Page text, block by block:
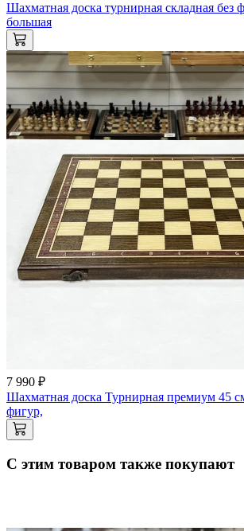
Шахматная доска турнирная складная без
большая
7 990 ₽
Шахматная доска Турнирная премиум 45
фигур,
С этим товаром также покупают